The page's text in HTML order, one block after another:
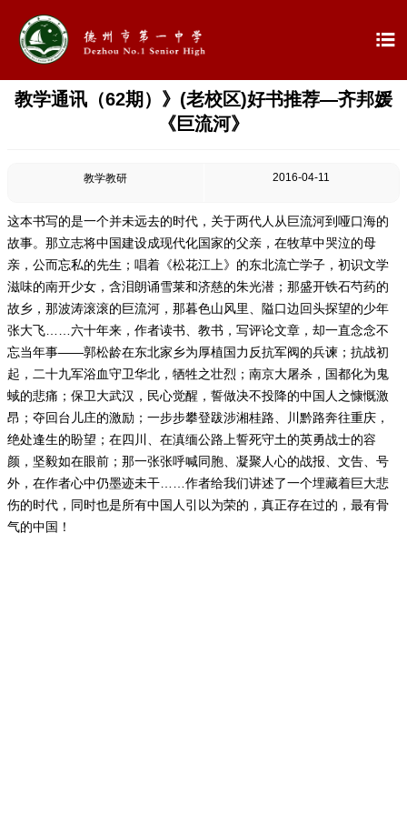

教学通讯（62期）》(老校区)好书推荐—齐邦媛
《巨流河》
教学教研 2016-04-11
这本书写的是一个并未远去的时代，关于两代人从巨流河到哑口海的
故事。那立志将中国建设成现代化国家的父亲，在牧草中哭泣的母
亲，公而忘私的先生；唱着《松花江上》的东北流亡学子，初识文学
滋味的南开少女，含泪朗诵雪莱和济慈的朱光潜；那盛开铁石芍药的
故乡，那波涛滚滚的巨流河，那暮色山风里、隘口边回头探望的少年
张大飞……六十年来，作者读书、教书，写评论文章，却一直念念不
忘当年事——郭松龄在东北家乡为厚植国力反抗军阀的兵谏；抗战初
起，二十九军浴血守卫华北，牺牲之壮烈；南京大屠杀，国都化为鬼
蜮的悲痛；保卫大武汉，民心觉醒，誓做决不投降的中国人之慷慨激
昂；夺回台儿庄的激励；一步步攀登跋涉湘桂路、川黔路奔往重庆，
绝处逢生的盼望；在四川、在滇缅公路上誓死守土的英勇战士的容
颜，坚毅如在眼前；那一张张呼喊同胞、凝聚人心的战报、文告、号
外，在作者心中仍墨迹未干……作者给我们讲述了一个埋藏着巨大悲
伤的时代，同时也是所有中国人引以为荣的，真正存在过的，最有骨
气的中国！
 首页
 教学教研
 最新公告
 校园新闻
 科学技术实验校